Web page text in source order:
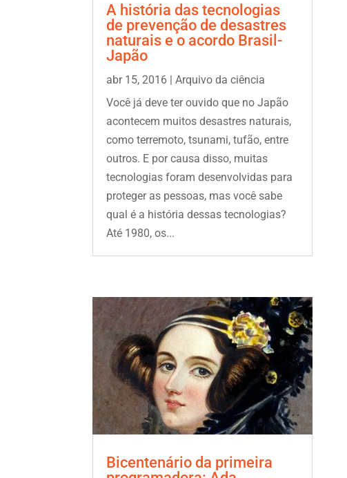
A história das tecnologias
de prevenção de desastres
naturais e o acordo Brasil-
Japão
abr 15, 2016 |Arquivo da ciência
Você já deve ter ouvido que no Japão
acontecem muitos desastres naturais,
como terremoto, tsunami, tufão, entre
outros. E por causa disso, muitas
tecnologias foram desenvolvidas para
proteger as pessoas, mas você sabe
qual é a história dessas tecnologias?
Até 1980, os...
Bicentenário da primeira